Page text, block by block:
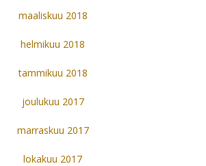
maaliskuu 2018
helmikuu 2018
tammikuu 2018
joulukuu 2017
marraskuu 2017
lokakuu 2017